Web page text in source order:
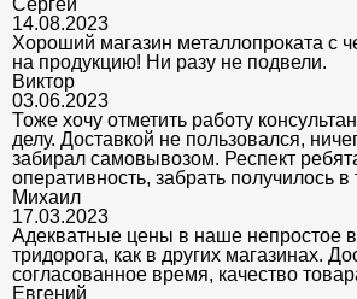
14.08.2023
Хороший магазин металлопроката с
на продукцию! Ни разу не подвели.
Виктор
03.06.2023
Тоже хочу отметить работу
делу. Доставкой не пользовался,
забирал самовывозом. Респект
оперативность, забрать получилось в
Михаил
17.03.2023
Адекватные цены в наше непростое
тридорога, как в других магазинах.
согласованное время, качество
Евгений